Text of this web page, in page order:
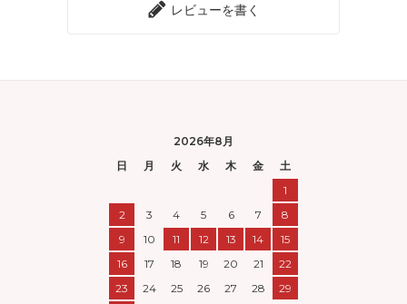
レビューを書く
2026年8月
日
月 火 水 木 金
土
1
2
3 4 5 6 7
8
9
10 11 12 13 14
15
16
17 18 19 20 21
22
23
24 25 26 27 28
29